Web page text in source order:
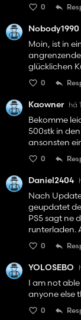
0
Nobody1990
Moin, ist in
glücklichen
0
Kaowner há
Bekomme
500stk in
ansonsten
0
Daniel2404
Nach
geupdatet
PS5 sagt ne
runterladen.
0
YOLOSEBO
I am not
anyone else
0